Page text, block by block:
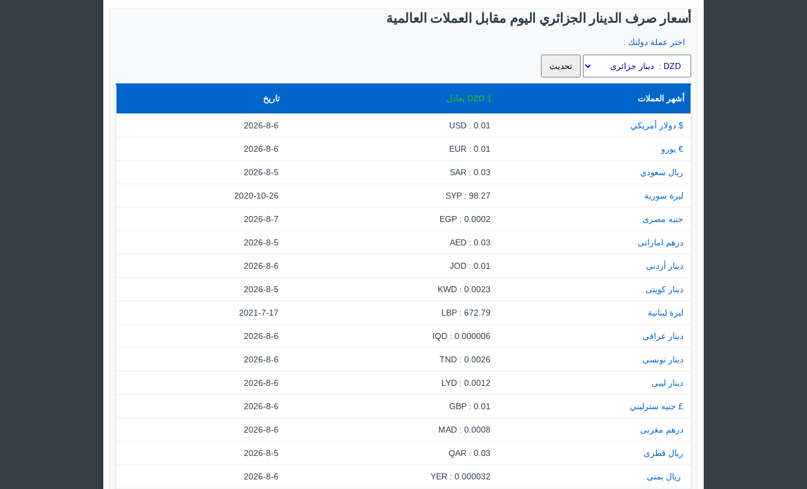
أسعار صرف الدينار الجزائري اليوم مقابل العملات العالمية
اختر عملة دولتك :
أشهر العملات 1
DZD يعادل تاريخ
$ دولار أمريكي 0.01 : USD
2026-8-6
€ يورو 0.01 : EUR
2026-8-6
ريال سعودي 0.03 : SAR
2026-8-5
ليرة سورية 98.27 : SYP
2020-10-26
جنيه مصرى 0.0002 : EGP
2026-8-7
درهم اماراتى 0.03 : AED
2026-8-5
دينار أردنى 0.01 : JOD
2026-8-6
دينار كويتى 0.0023 : KWD
2026-8-5
ليرة لبنانية 672.79 : LBP
2021-7-17
دينار عراقى 0.000006 : IQD
2026-8-6
دينار تونسى 0.0026 : TND
2026-8-6
دينار ليبى 0.0012 : LYD
2026-8-6
£ جنيه سترليني 0.01 : GBP
2026-8-6
درهم مغربى 0.0008 : MAD
2026-8-6
ريال قطرى 0.03 : QAR
2026-8-5
‏ ريال يمنى 0.000032 : YER
2026-8-6